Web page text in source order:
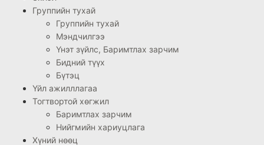
Группийн тухай
Группийн тухай
Мэндчилгээ
Үнэт зүйлс, Баримтлах зарчим
Бидний түүх
Бүтэц
Үйл ажилллагаа
Тогтвортой хөгжил
Баримтлах зарчим
Нийгмийн хариуцлага
Хүний нөөц